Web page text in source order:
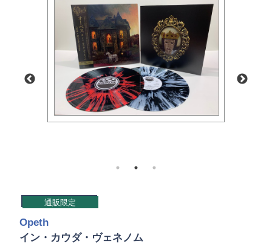
通販限定
Opeth
イン・カウダ・ヴェネノム